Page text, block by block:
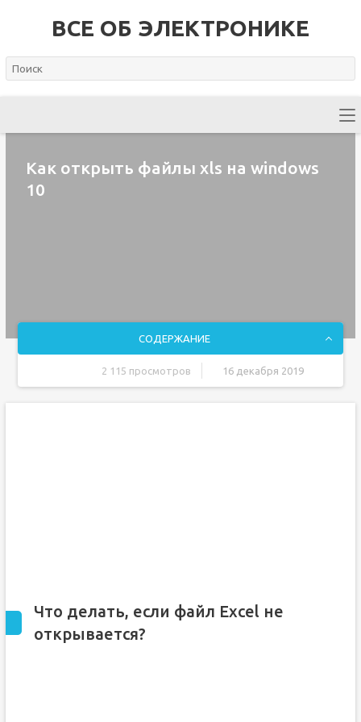
ВСЕ ОБ ЭЛЕКТРОНИКЕ
Как открыть файлы xls на windows
10
СОДЕРЖАНИЕ
2 115 просмотров 16 декабря 2019
Вирусы
Что делать, если файл Excel не
открывается?